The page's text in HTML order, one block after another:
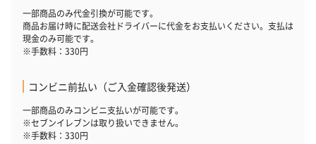
一部商品のみ代金引換が可能です。
商品お届け時に配送会社ドライバーに代金をお支払いください。支払は
現金のみ可能です。
※手数料：330円
コンビニ前払い（ご入金確認後発送）
一部商品のみコンビニ支払いが可能です。
※セブンイレブンは取り扱いできません。
※手数料：330円